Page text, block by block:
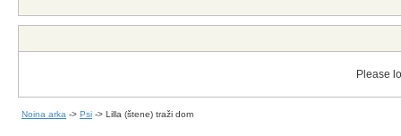
Please
Noina arka -> Psi -> Lilla (štene) traži dom